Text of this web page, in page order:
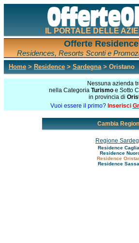
IL PORTALE DELLE
Offerte
Residences, Resorts Sconti e
Home > Residence > Sardegna> Oristano
Nessuna azienda
nella Categoria Turismoe Sotto
in provincia di
Vuoi essere il primo? Inserisci
Cambia
Regione
Residence
Residence
Residence
Residence